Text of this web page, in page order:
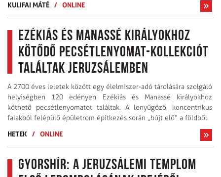
KULIFAI MÁTÉ / ONLINE
Ezékiás és Manassé királyokhoz
kötődő pecsétlenyomat-kollekciót
találtak Jeruzsálemben
A 2700 éves leletek között egy élelmiszer-adó tárolására szolgáló
helyiségben 120 edényen Ezékiás és Manassé királyokhoz
köthető pecsétlenyomatot találtak. A lenyűgöző, koncentrikus
falakból felépülő épületrom építkezés során „bújt elő” a földből.
HETEK
/ ONLINE
Gyorshír: A jeruzsálemi Templom